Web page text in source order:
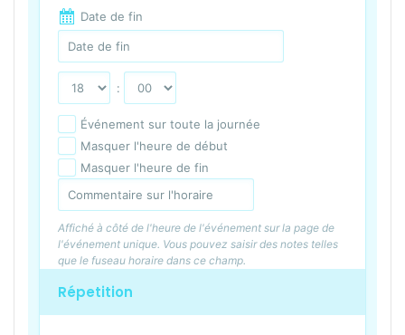
Date de fin
:
Événement sur toute la journée
Masquer l'heure de début
Masquer l'heure de fin
Affiché à côté de l'heure de l'événement sur la page de
l'événement unique. Vous pouvez saisir des notes telles
que le fuseau horaire dans ce champ.
Répetition